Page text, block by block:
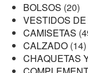
BOLSOS (20)
VESTIDOS
CAMISETAS
CALZADO (14)
CHAQUETAS